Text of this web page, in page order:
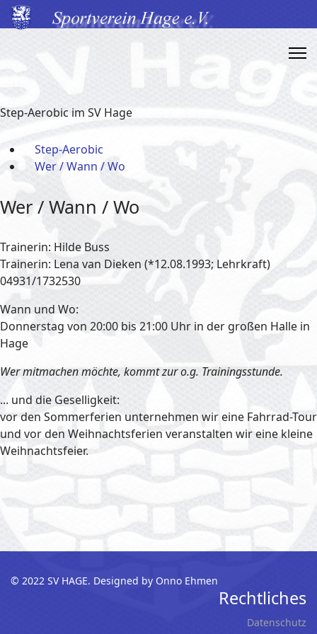
Step-Aerobic im SV Hage
Step-Aerobic
Wer / Wann / Wo
Wer / Wann / Wo
Trainerin: Hilde Buss
Trainerin: Lena van Dieken (*12.08.1993; Lehrkraft)
04931/1732530
Wann und Wo:
Donnerstag von 20:00 bis 21:00 Uhr in der großen Halle in
Hage
Wer mitmachen möchte, kommt zur o.g. Trainingsstunde.
... und die Geselligkeit:
vor den Sommerferien unternehmen wir eine Fahrrad-Tour
und vor den Weihnachtsferien veranstalten wir eine kleine
Weihnachtsfeier.
© 2022 SV HAGE. Designed by Onno Ehmen
Rechtliches
Datenschutz